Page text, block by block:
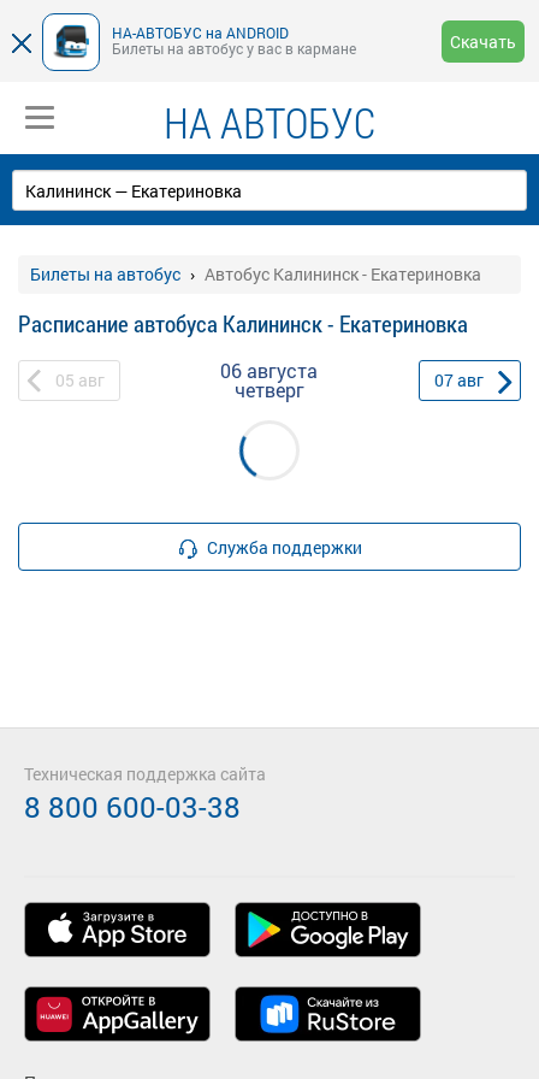
НА-АВТОБУС на ANDROID
Билеты на автобус у вас в кармане
Скачать
НА АВТОБУС
Билеты на автобус Автобус Калининск - Екатериновка
Расписание автобуса Калининск - Екатериновка
05 авг 06 августа
четверг 07авг
Служба поддержки
Техническая поддержка сайта
8 800 600-03-38